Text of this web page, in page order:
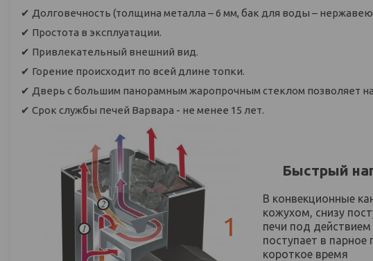
✔ Долговечность (толщина металла – 6 мм, бак для воды –
✔ Простота в эксплуатации.
✔ Привлекательный внешний вид.
✔ Горение происходит по всей длине топки.
✔ Дверь с большим панорамным жаропрочным стеклом позволяет
✔ Срок службы печей Варвара - не менее 15 лет.
Быстрый
1
В конвекционные
кожухом, снизу
печи под действием
поступает в
короткое время